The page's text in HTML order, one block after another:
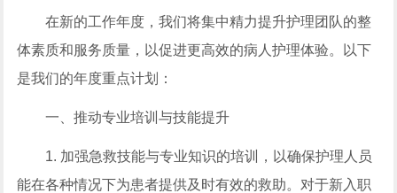
在新的工作年度，我们将集中精力提升护理团队的整
体素质和服务质量，以促进更高效的病人护理体验。以下
是我们的年度重点计划：
一、推动专业培训与技能提升
1. 加强急救技能与专业知识的培训，以确保护理人员
能在各种情况下为患者提供及时有效的救助。对于新入职